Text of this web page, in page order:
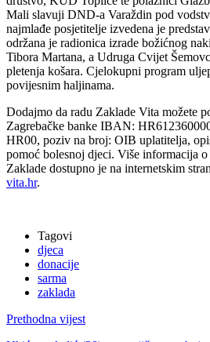
Mali slavuji DND-a Varaždin pod
najmlađe posjetitelje izvedena je
održana je radionica izrade božićnog
Tibora Martana, a Udruga Cvijet
pletenja košara. Cjelokupni program
povijesnim haljinama.
Dodajmo da radu Zaklade Vita možete
Zagrebačke banke IBAN:
HR00, poziv na broj: OIB uplatitelja,
pomoć bolesnoj djeci. Više informacija
Zaklade dostupno je na internetskim
vita.hr.
Tagovi
djeca
donacije
sarma
zaklada
Prethodna vijest